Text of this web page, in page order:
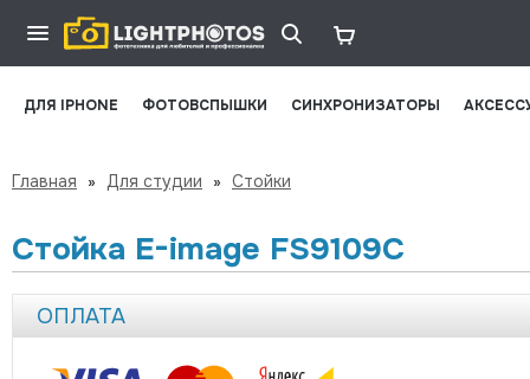
ДЛЯ IPHONE ФОТОВСПЫШКИ СИНХРОНИЗАТОРЫ
Главная » Для студии » Стойки
Стойка E-image FS9109C
ОПЛАТА